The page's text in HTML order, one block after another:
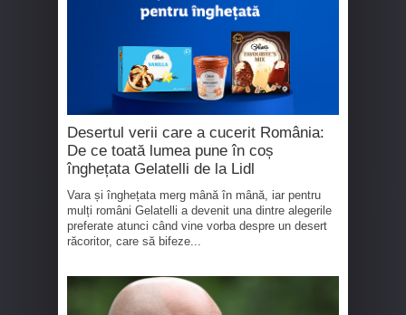
Desertul verii care a cucerit România:
De ce toată lumea pune în coș
înghețata Gelatelli de la Lidl
Vara și înghețata merg mână în mână, iar pentru
mulți români Gelatelli a devenit una dintre alegerile
preferate atunci când vine vorba despre un desert
răcoritor, care să bifeze...